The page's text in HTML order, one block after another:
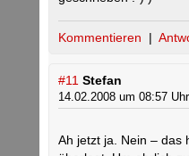
Kommentieren |
#11 Stefan
14.02.2008 um 08:57 Uhr
Ah jetzt ja. Nein – das